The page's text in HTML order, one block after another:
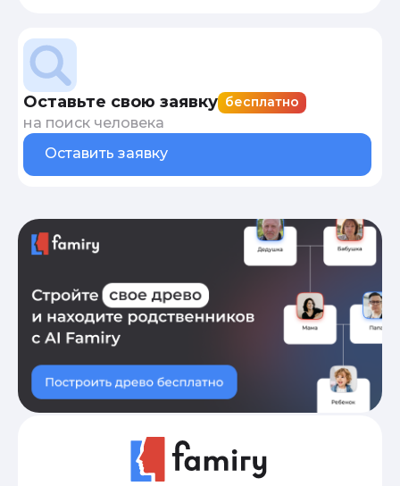
Оставьте свою заявку бесплатно
на поиск человека
Оставить заявку